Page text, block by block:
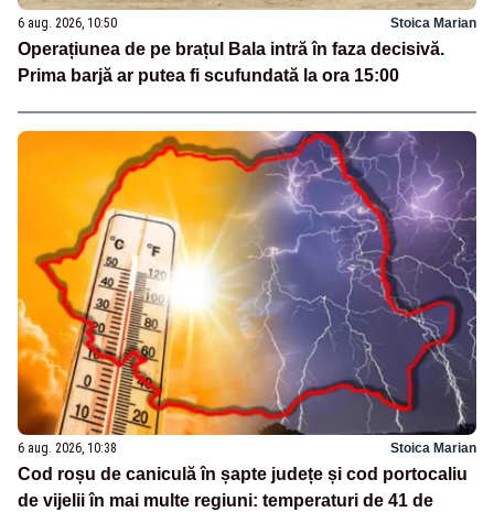
6 aug. 2026, 10:50 Stoica Marian
Operațiunea de pe brațul Bala intră în faza decisivă.
Prima barjă ar putea fi scufundată la ora 15:00
6 aug. 2026, 10:38 Stoica Marian
Cod roșu de caniculă în șapte județe și cod portocaliu
de vijelii în mai multe regiuni: temperaturi de 41 de